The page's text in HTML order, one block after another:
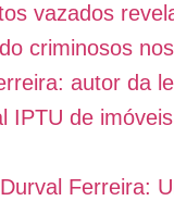
vazados
criminosos
autor da
IPTU de
Ferreira: